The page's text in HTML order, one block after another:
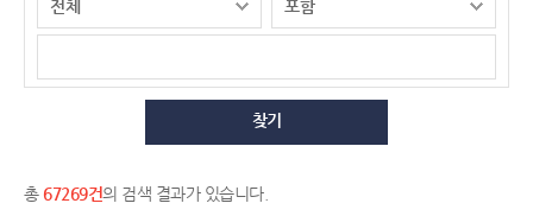
찾기
총 67269건의 검색 결과가 있습니다.